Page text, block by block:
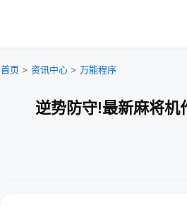
首页 > 资讯中心 > 万能程序
逆势防守!最新麻将机